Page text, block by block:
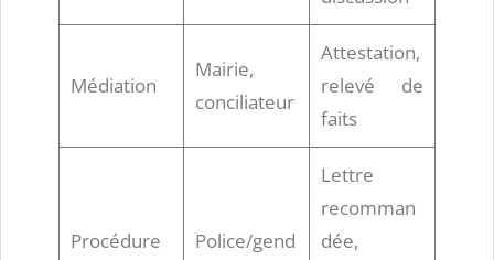
Médiation
Mairie,
conciliateur
Attestation,
relevé de
faits
Procédure
Police/gend
Lettre
recomman
dée,